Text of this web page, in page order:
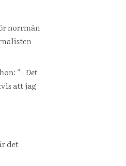
norrmän
”– Det
att jag
det